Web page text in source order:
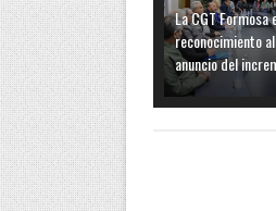
La CGT Formosa
reconocimiento
anuncio del